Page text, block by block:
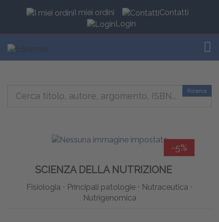
I miei ordini
Contatti
Login
Ricerca
-5%
SCIENZA DELLA NUTRIZIONE
Fisiologia ⋅ Principali patologie ⋅ Nutraceutica ⋅
Nutrigenomica